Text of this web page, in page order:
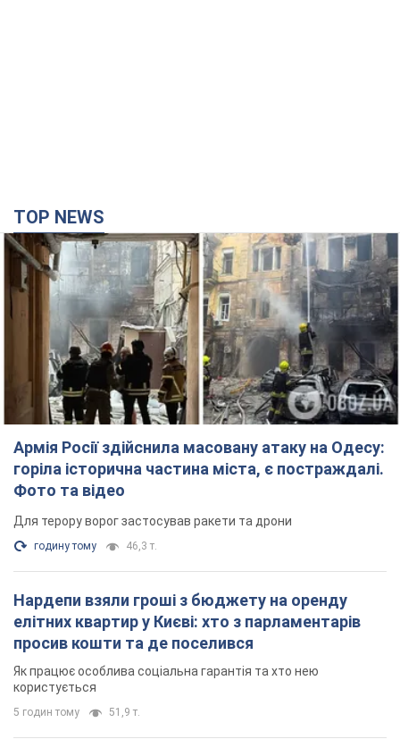
TOP NEWS
Армія Росії здійснила масовану атаку на Одесу:
горіла історична частина міста, є постраждалі.
Фото та відео
Для терору ворог застосував ракети та дрони
годину тому 46,3 т.
Нардепи взяли гроші з бюджету на оренду
елітних квартир у Києві: хто з парламентарів
просив кошти та де поселився
Як працює особлива соціальна гарантія та хто нею
користується
5 годин тому 51,9 т.